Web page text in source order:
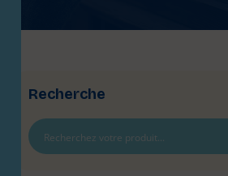
Recherche